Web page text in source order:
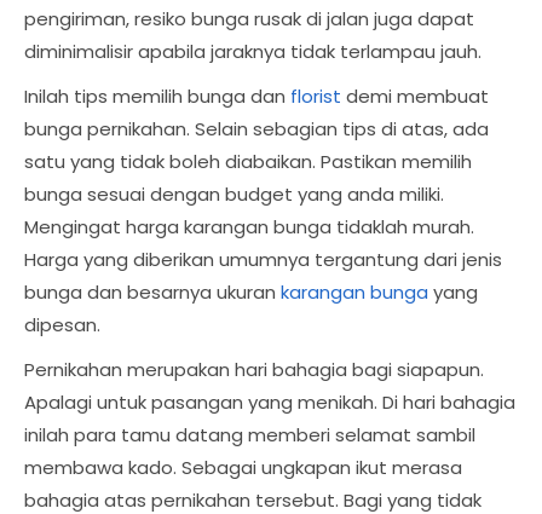
pengiriman, resiko bunga rusak di jalan juga dapat
diminimalisir apabila jaraknya tidak terlampau jauh.
Inilah tips memilih bunga dan florist demi membuat
bunga pernikahan. Selain sebagian tips di atas, ada
satu yang tidak boleh diabaikan. Pastikan memilih
bunga sesuai dengan budget yang anda miliki.
Mengingat harga karangan bunga tidaklah murah.
Harga yang diberikan umumnya tergantung dari jenis
bunga dan besarnya ukuran karangan bunga yang
dipesan.
Pernikahan merupakan hari bahagia bagi siapapun.
Apalagi untuk pasangan yang menikah. Di hari bahagia
inilah para tamu datang memberi selamat sambil
membawa kado. Sebagai ungkapan ikut merasa
bahagia atas pernikahan tersebut. Bagi yang tidak